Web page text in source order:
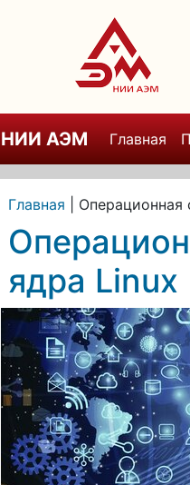
НИИ АЭМ Главная
Главная Операционная
ядра Linux